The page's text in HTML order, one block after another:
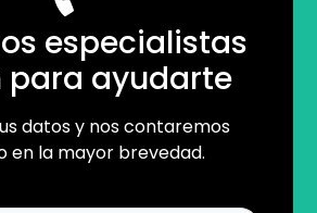
especialistas
para ayudarte
datos y nos contaremos
en la mayor brevedad.